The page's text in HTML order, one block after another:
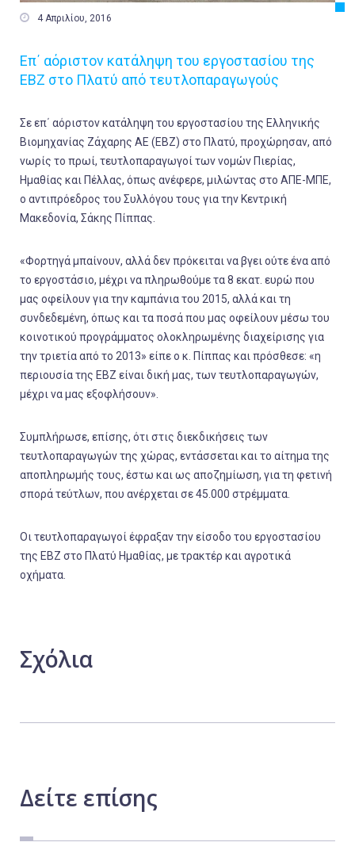
 4 Απριλίου, 2016
Επ΄ αόριστον κατάληψη του εργοστασίου της
ΕΒΖ στο Πλατύ από τευτλοπαραγωγούς
Σε επ΄ αόριστον κατάληψη του εργοστασίου της Ελληνικής
Βιομηχανίας Ζάχαρης ΑΕ (ΕΒΖ) στο Πλατύ, προχώρησαν, από
νωρίς το πρωί, τευτλοπαραγωγοί των νομών Πιερίας,
Ημαθίας και Πέλλας, όπως ανέφερε, μιλώντας στο ΑΠΕ-ΜΠΕ,
ο αντιπρόεδρος του Συλλόγου τους για την Κεντρική
Μακεδονία, Σάκης Πίππας.
«Φορτηγά μπαίνουν, αλλά δεν πρόκειται να βγει ούτε ένα από
το εργοστάσιο, μέχρι να πληρωθούμε τα 8 εκατ. ευρώ που
μας οφείλουν για την καμπάνια του 2015, αλλά και τη
συνδεδεμένη, όπως και τα ποσά που μας οφείλουν μέσω του
κοινοτικού προγράμματος ολοκληρωμένης διαχείρισης για
την τριετία από το 2013» είπε ο κ. Πίππας και πρόσθεσε: «η
περιουσία της ΕΒΖ είναι δική μας, των τευτλοπαραγωγών,
μέχρι να μας εξοφλήσουν».
Συμπλήρωσε, επίσης, ότι στις διεκδικήσεις των
τευτλοπαραγωγών της χώρας, εντάσσεται και το αίτημα της
αποπληρωμής τους, έστω και ως αποζημίωση, για τη φετινή
σπορά τεύτλων, που ανέρχεται σε 45.000 στρέμματα.
Οι τευτλοπαραγωγοί έφραξαν την είσοδο του εργοστασίου
της ΕΒΖ στο Πλατύ Ημαθίας, με τρακτέρ και αγροτικά
οχήματα.
Σχόλια
Δείτε επίσης